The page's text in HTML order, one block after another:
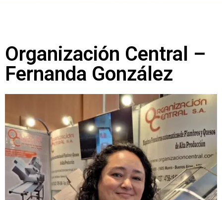
Organización Central –
Fernanda González